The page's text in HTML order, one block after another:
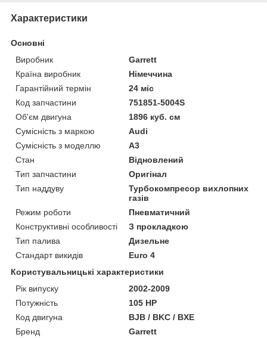
Характеристики
Основні
Виробник
Garrett
Країна виробник
Німеччина
Гарантійний термін
24 міс
Код запчастини
751851-5004S
Об'єм двигуна
1896 куб. см
Сумісність з маркою
Audi
Сумісність з моделлю
A3
Стан
Відновлений
Тип запчастини
Оригінал
Тип наддуву
Турбокомпресор вихлопних
газів
Режим роботи
Пневматичний
Конструктивні особливості
З прокладкою
Тип палива
Дизельне
Стандарт викидів
Euro 4
Користувальницькі характеристики
Рік випуску
2002-2009
Потужність
105 HP
Код двигуна
BJB / BKC / BXE
Бренд
Garrett